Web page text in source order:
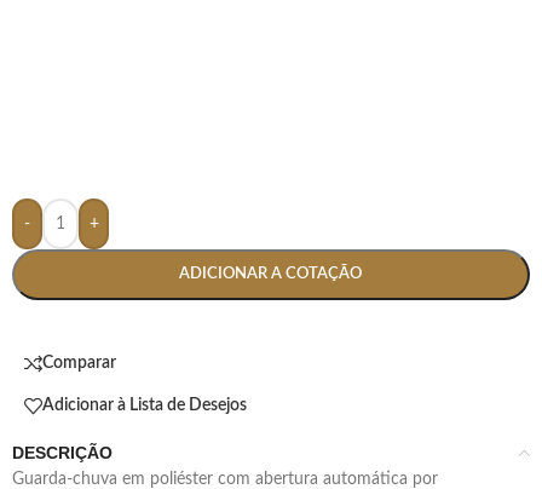
- +
ADICIONAR A COTAÇÃO
Comparar
Adicionar à Lista de Desejos
DESCRIÇÃO
guarda-chuva em poliéster com abertura automática por